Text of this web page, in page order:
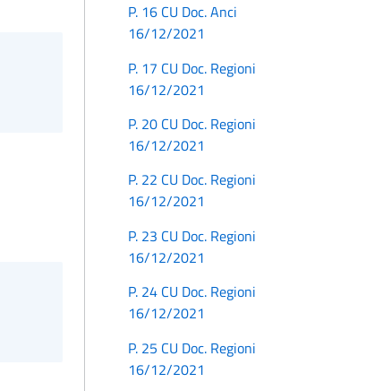
P. 16 CU Doc. Anci
16/12/2021
P. 17 CU Doc. Regioni
16/12/2021
P. 20 CU Doc. Regioni
16/12/2021
P. 22 CU Doc. Regioni
16/12/2021
P. 23 CU Doc. Regioni
16/12/2021
P. 24 CU Doc. Regioni
16/12/2021
P. 25 CU Doc. Regioni
16/12/2021